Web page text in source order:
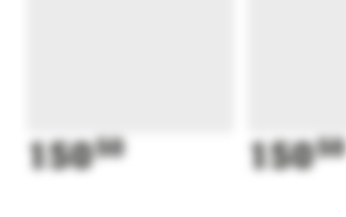
15050 15050